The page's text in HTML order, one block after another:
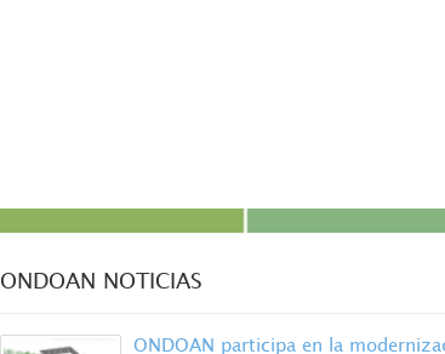
ONDOAN NOTICIAS
ONDOAN participa en la